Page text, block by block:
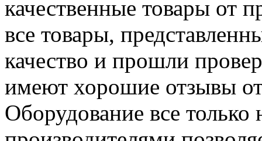
качественные товары от
все товары,
качество и прошли
имеют хорошие отзывы
Оборудование все